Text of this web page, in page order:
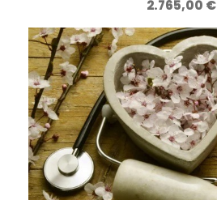
2.765,00 €